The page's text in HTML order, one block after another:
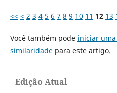
<< < 2 3 4 5 6 7 8 9 10 11 12 13
Você também pode iniciar
similaridadepara este artigo.
Edição Atual